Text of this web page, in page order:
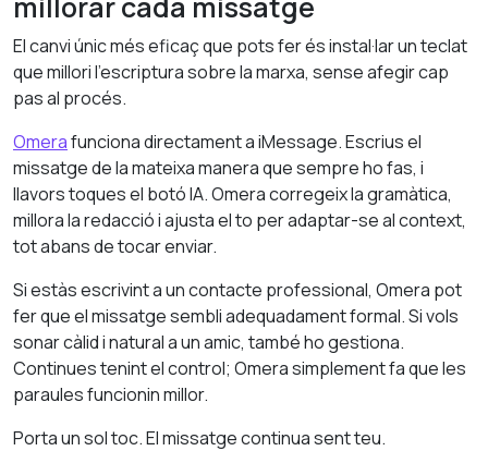
El canvi únic més eficaç que pots fer és instal·lar un teclat
que millori l’escriptura sobre la marxa, sense afegir cap
pas al procés.
Omerafunciona directament a iMessage. Escrius el
missatge de la mateixa manera que sempre ho fas, i
llavors toques el botó IA. Omera corregeix la gramàtica,
millora la redacció i ajusta el to per adaptar-se al context,
tot abans de tocar enviar.
Si estàs escrivint a un contacte professional, Omera pot
fer que el missatge sembli adequadament formal. Si vols
sonar càlid i natural a un amic, també ho gestiona.
Continues tenint el control; Omera simplement fa que les
paraules funcionin millor.
Porta un sol toc. El missatge continua sent teu.